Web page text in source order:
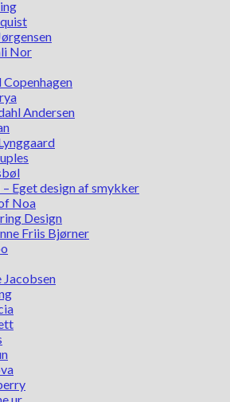
Nor
Copenhagen
Andersen
– Eget design af smykker
Noa
Design
Friis Bjørner
Jacobsen